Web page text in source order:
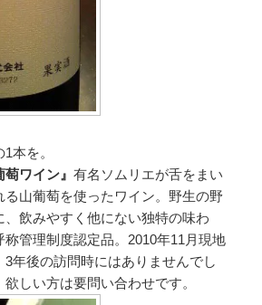
本を。
ワイン』 有名ソムリエが舌をまい
る山葡萄を使ったワイン。野生の野
飲みやすく他にない独特の味わ
称管理制度認定品。2010年11月現地
3年後の訪問時にはありませんでし
しい方は要問い合わせです。